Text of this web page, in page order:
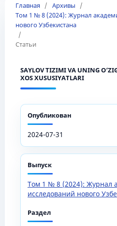
Главная / Архивы
/
Том 1 № 8 (2024): Журнал
нового Узбекистана
/
Статьи
SAYLOV TIZIMI VA UNING
XOS XUSUSIYATLARI
Опубликован
2024-07-31
Выпуск
Том 1 № 8 (2024): Журнал
исследований нового
Раздел